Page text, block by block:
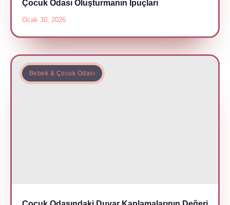
Çocuk Odası Oluşturmanın İpuçları
Ocak 30, 2026
Bebek & Çocuk Odası